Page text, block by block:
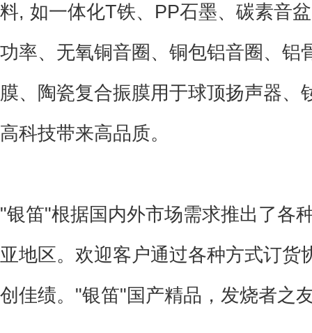
料, 如一体化T铁、PP石墨、碳素音
功率、无氧铜音圈、铜包铝音圈、
膜、陶瓷复合振膜用于球顶扬声器
高科技带来高品质。
"银笛"根据国内外市场需求推出了各
亚地区。欢迎客户通过各种方式订
创佳绩。"银笛"国产精品，发烧者之